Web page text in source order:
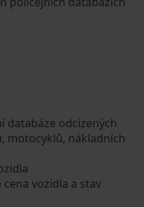
databáze odcizených
motocyklů, nákladních
vozidla a stav